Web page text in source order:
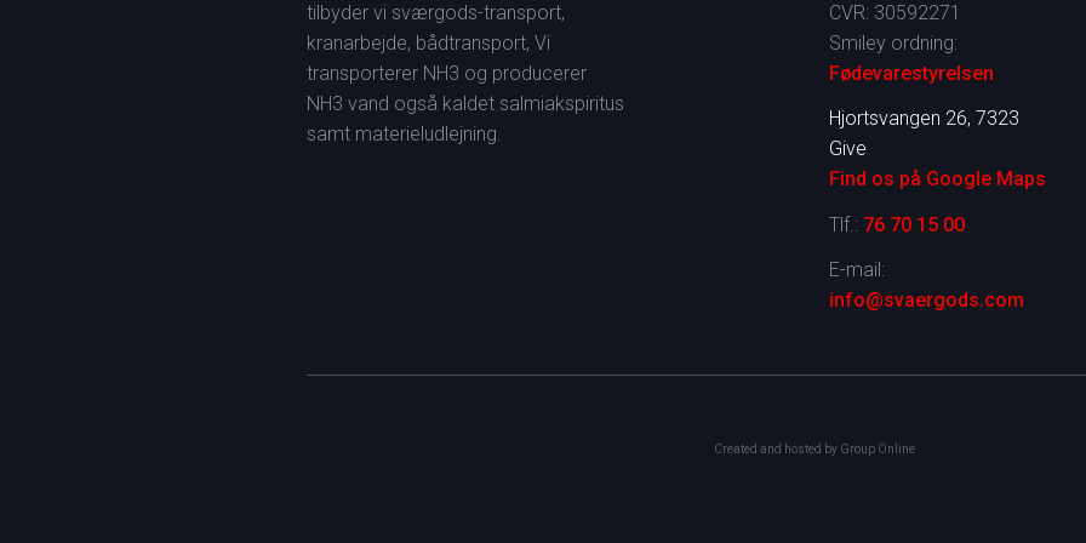
tilbyder vi sværgods-transport,
kranarbejde, bådtransport, Vi
transporterer NH3 og producerer
NH3 vand også kaldet salmiakspiritus
samt materieludlejning.
CVR: 30592271
​Smiley ordning:
Fødevarestyrelsen
Hjortsvangen 26, 7323
Give
Find os på Google Maps​
Tlf.: 76 70 15 00
E-mail:
info@svaergods.com
Created and hosted by Group Online